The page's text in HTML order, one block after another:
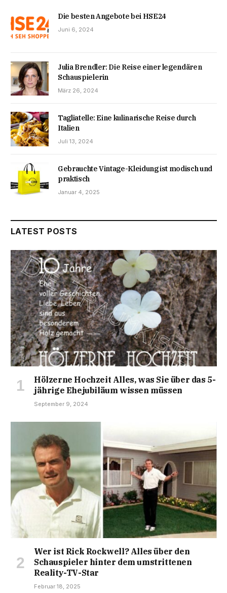
Die besten Angebote bei HSE24
Juni 6, 2024
Julia Brendler: Die Reise einer legendären
Schauspielerin
März 26, 2024
Tagliatelle: Eine kulinarische Reise durch
Italien
Juli 13, 2024
Gebrauchte Vintage-Kleidung ist modisch und
praktisch
Januar 4, 2025
LATEST POSTS
Hölzerne Hochzeit Alles, was Sie über das 5-
jährige Ehejubiläum wissen müssen
September 9, 2024
Wer ist Rick Rockwell? Alles über den
Schauspieler hinter dem umstrittenen
Reality-TV-Star
Februar 18, 2025